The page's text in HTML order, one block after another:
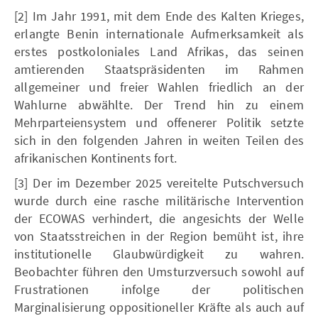
[2] Im Jahr 1991, mit dem Ende des Kalten Krieges,
erlangte Benin internationale Aufmerksamkeit als
erstes postkoloniales Land Afrikas, das seinen
amtierenden Staatspräsidenten im Rahmen
allgemeiner und freier Wahlen friedlich an der
Wahlurne abwählte. Der Trend hin zu einem
Mehrparteiensystem und offenerer Politik setzte
sich in den folgenden Jahren in weiten Teilen des
afrikanischen Kontinents fort.
[3] Der im Dezember 2025 vereitelte Putschversuch
wurde durch eine rasche militärische Intervention
der ECOWAS verhindert, die angesichts der Welle
von Staatsstreichen in der Region bemüht ist, ihre
institutionelle Glaubwürdigkeit zu wahren.
Beobachter führen den Umsturzversuch sowohl auf
Frustrationen infolge der politischen
Marginalisierung oppositioneller Kräfte als auch auf